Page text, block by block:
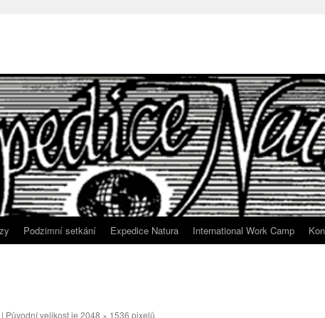
Podzimní setkání Expedice Natura International Work Camp
| Původní velikost je 2048 × 1536 pixelů